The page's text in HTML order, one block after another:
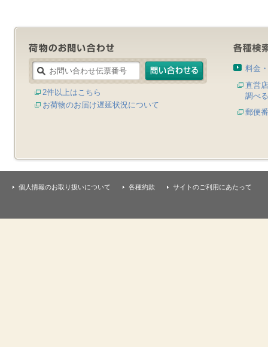
2件以上はこちら
お荷物のお届け遅延状況について
料金
直営
調べる
郵便
個人情報のお取り扱いについて 各種約款 サイトのご利用にあたって